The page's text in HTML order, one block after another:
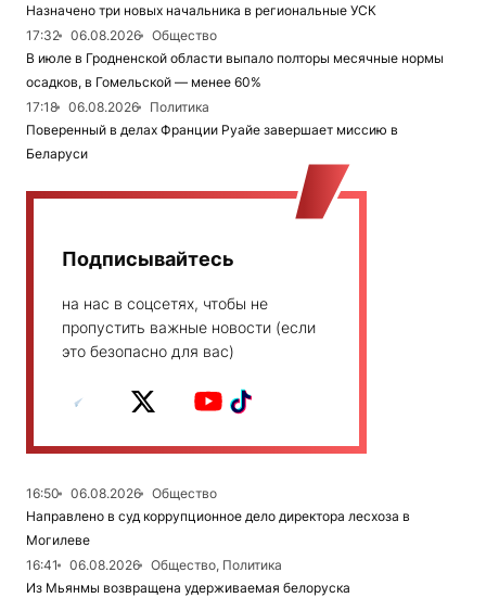
Назначено три новых начальника в региональные УСК
17:32
06.08.2026
Общество
В июле в Гродненской области выпало полторы месячные нормы
осадков, в Гомельской — менее 60%
17:18
06.08.2026
Политика
Поверенный в делах Франции Руайе завершает миссию в
Беларуси
Подписывайтесь
на нас в соцсетях, чтобы не
пропустить важные новости (если
это безопасно для вас)
16:50 06.08.2026
Общество
Направлено в суд коррупционное дело директора лесхоза в
Могилеве
16:41
06.08.2026
Общество, Политика
Из Мьянмы возвращена удерживаемая белоруска